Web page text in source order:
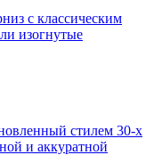
с классическим
изогнутые
стилем 30-х
и аккуратной